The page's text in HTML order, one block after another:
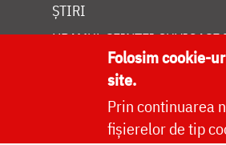
ȘTIRI
HRAMUL SFINTEI CUVIOASE
Folosim cookie-
site.
Prin continuarea
fișierelor de tip